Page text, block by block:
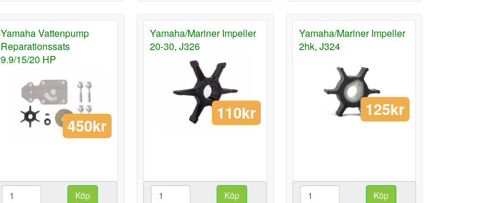
Yamaha Vattenpump
Reparationssats
9.9/15/20 HP
450kr
Köp
Yamaha/Mariner Impeller
20-30, J326
110kr
Köp
Yamaha/Mariner Impeller
2hk, J324
125kr
Köp